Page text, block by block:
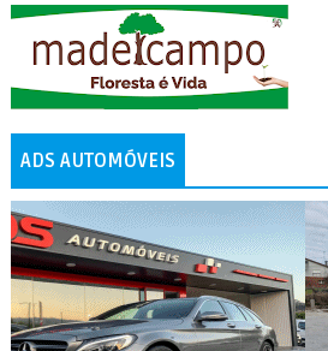
ADS AUTOMÓVEIS